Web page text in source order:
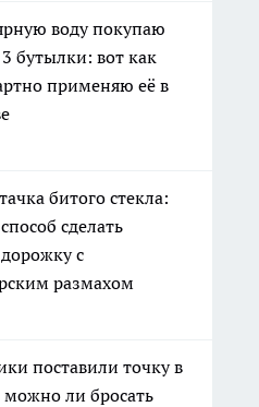
воду покупаю
бутылки: вот как
применяю её в
битого стекла:
сделать
с
размахом
поставили точку в
можно ли бросать